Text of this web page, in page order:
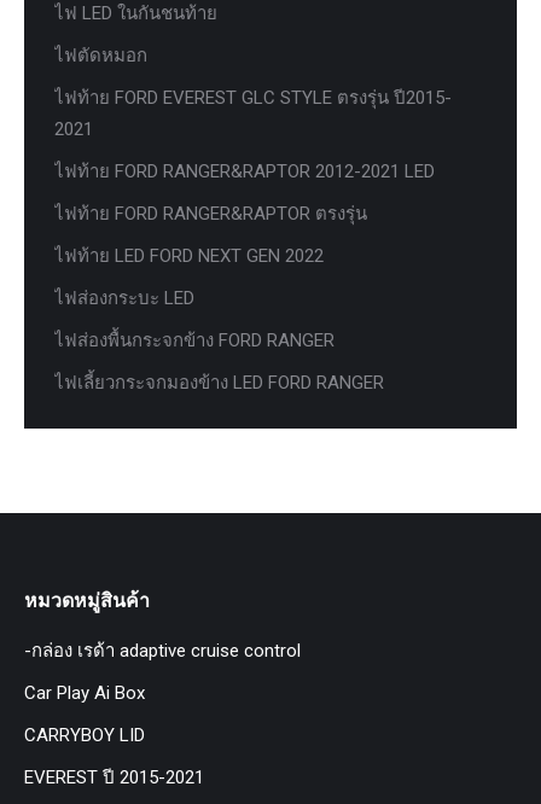
ไฟ LED ในกันชนท้าย
ไฟตัดหมอก
ไฟท้าย FORD EVEREST GLC STYLE ตรงรุ่น ปี2015-
2021
ไฟท้าย FORD RANGER&RAPTOR 2012-2021 LED
ไฟท้าย FORD RANGER&RAPTOR ตรงรุ่น
ไฟท้าย LED FORD NEXT GEN 2022
ไฟส่องกระบะ LED
ไฟส่องพื้นกระจกข้าง FORD RANGER
ไฟเลี้ยวกระจกมองข้าง LED FORD RANGER
หมวดหมู่สินค้า
-กล่อง เรด้า adaptive cruise control
Car Play Ai Box
CARRYBOY LID
EVEREST ปี 2015-2021